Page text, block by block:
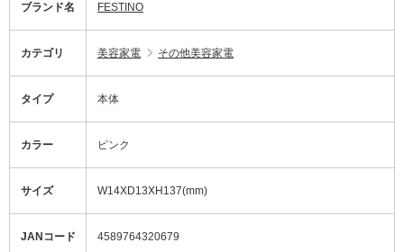
ブランド名 FESTINO
カテゴリ 美容家電 その他美容家電
タイプ 本体
カラー ピンク
サイズ W14XD13XH137(mm)
JANコード 4589764320679